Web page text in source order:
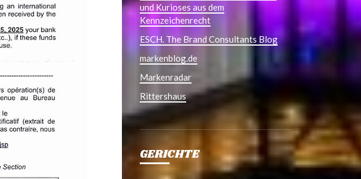
und Kurioses aus dem
Kennzeichenrecht
ESCH. The Brand Consultants Blog
markenblog.de
Markenradar
Rittershaus
GERICHTE